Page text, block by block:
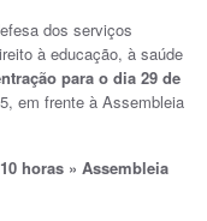
dos serviços
à educação, à saúde
para o dia 29 de
em frente à Assembleia
horas » Assembleia